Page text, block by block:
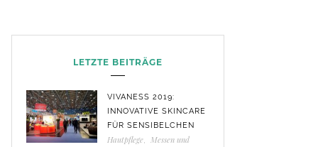
LETZTE BEITRÄGE
VIVANESS 2019:
INNOVATIVE SKINCARE
FÜR SENSIBELCHEN
Hautpflege
Messen und